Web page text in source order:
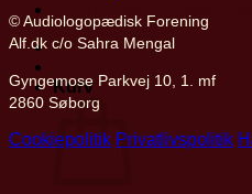
Mit ALF
Kurv
© Audiologopædisk Forening
Alf.dk c/o Sahra Mengal
Gyngemose Parkvej 10, 1. mf
2860 Søborg
Cookiepolitik Privatlivspolitik